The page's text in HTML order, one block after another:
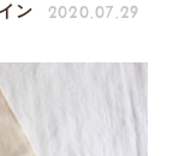
ン 2020.07.29